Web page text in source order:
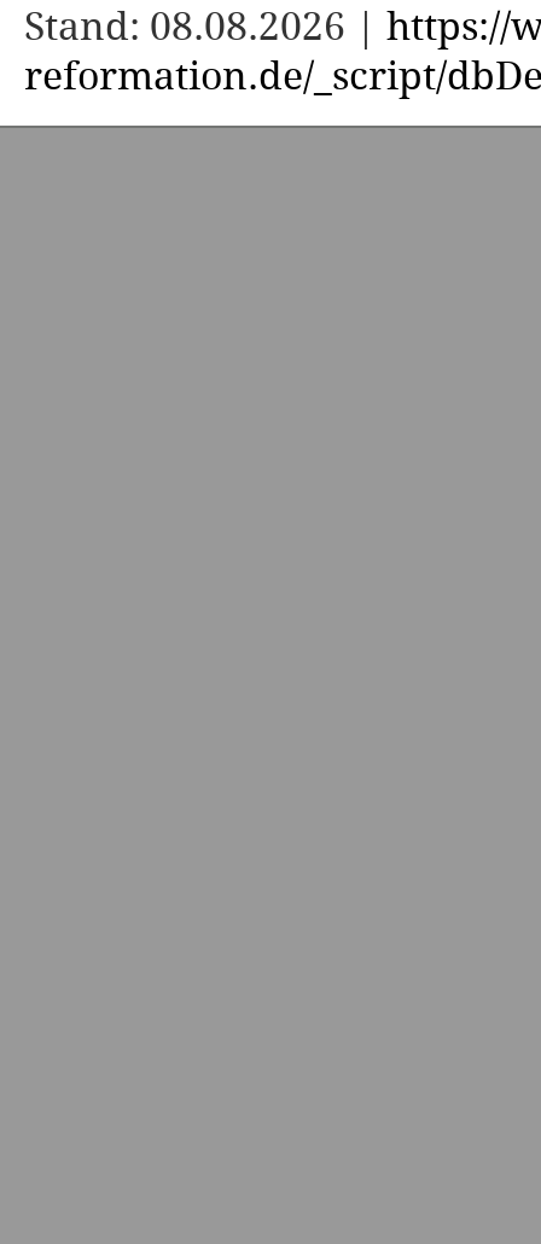
Stand: 08.08.2026 | https://
reformation.de/_script/